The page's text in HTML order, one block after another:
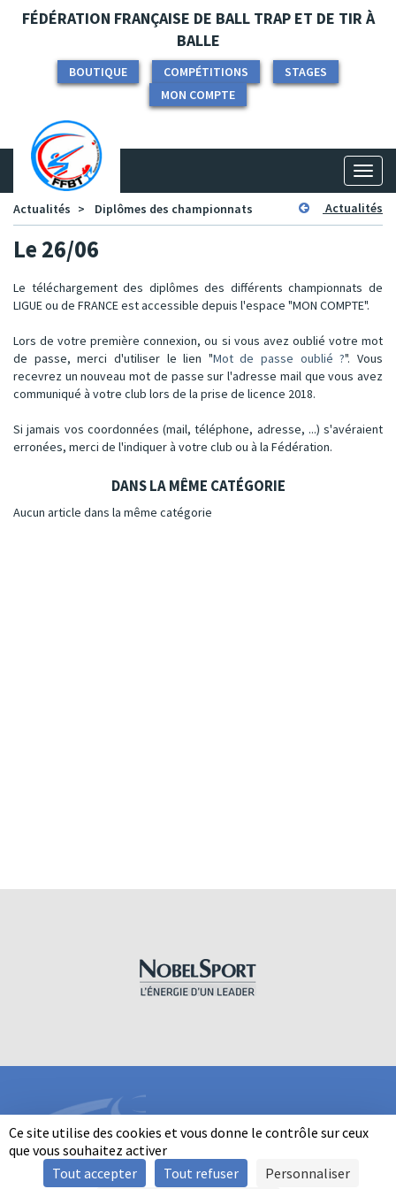
Panneau de gestion des cookies
Ce site utilise des cookies et vous donne le contrôle sur ceux
que vous souhaitez activer
Tout accepter
Tout refuser Personnaliser
FÉDÉRATION FRANÇAISE DE BALL TRAP ET DE TIR À
BALLE
BOUTIQUE COMPÉTITIONS
STAGES
MON COMPTE
Actualités
Diplômes des championnats Actualités
Le 26/06
Le téléchargement des diplômes des différents championnats de
LIGUE ou de FRANCE est accessible depuis l'espace "MON COMPTE".
Lors de votre première connexion, ou si vous avez oublié votre mot
de passe, merci d'utiliser le lien "Mot de passe oublié ?". Vous
recevrez un nouveau mot de passe sur l'adresse mail que vous avez
communiqué à votre club lors de la prise de licence 2018.
Si jamais vos coordonnées (mail, téléphone, adresse, ...) s'avéraient
erronées, merci de l'indiquer à votre club ou à la Fédération.
DANS LA MÊME CATÉGORIE
Aucun article dans la même catégorie